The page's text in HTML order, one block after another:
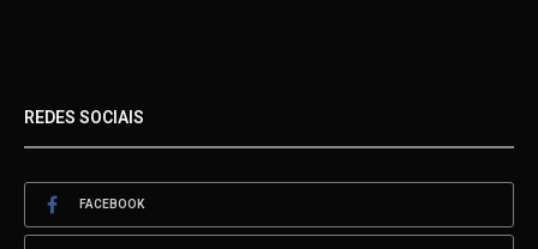
REDES SOCIAIS
FACEBOOK